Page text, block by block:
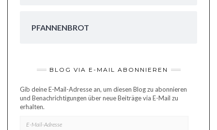
PFANNENBROT
BLOG VIA E-MAIL ABONNIEREN
Gib deine E-Mail-Adresse an, um diesen Blog zu abonnieren
und Benachrichtigungen über neue Beiträge via E-Mail zu
erhalten.
MAIL-